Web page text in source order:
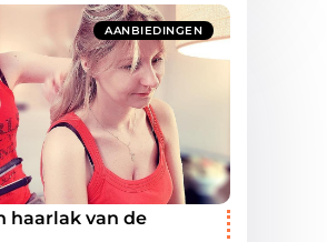
AANBIEDINGEN
haarlak van de